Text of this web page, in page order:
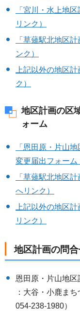
「宮川・水上地
リンク）
「草薙駅北地区
ンク）
上記以外の地区
ク）
地区計画の区
ォーム
「恩田原・片山
変更届出フォーム
「草薙駅北地区
へリンク）
上記以外の地区
リンク）
地区計画の問
恩田原・片山地
：大谷・小鹿ま
054-238-1980）